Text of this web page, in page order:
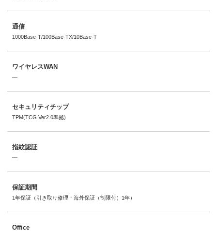
通信
1000Base-T/100Base-TX/10Base-T
ワイヤレスWAN
―
セキュリティチップ
TPM(TCG Ver2.0準拠)
指紋認証
―
保証期間
1年保証（引き取り修理・海外保証（制限付）1年）
Office